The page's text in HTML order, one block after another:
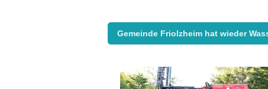
Gemeinde Friolzheim hat wieder